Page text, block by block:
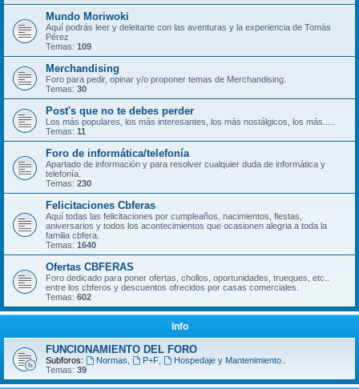
Mundo Moriwoki
Aquí podrás leer y deleitarte con las aventuras y la experiencia de Tomás
Pérez
Temas: 109
Merchandising
Foro para pedir, opinar y/o proponer temas de Merchandising.
Temas: 30
Post's que no te debes perder
Los más populares, los más interesantes, los más nostálgicos, los más.....
Temas: 11
Foro de informática/telefonía
Apartado de información y para resolver cualquier duda de informática y
telefonía.
Temas: 230
Felicitaciones Cbferas
Aquí todas las felicitaciones por cumpleaños, nacimientos, fiestas,
aniversarios y todos los acontecimientos que ocasionen alegria a toda la
familia cbfera.
Temas: 1640
Ofertas CBFERAS
Foro dedicado para poner ofertas, chollos, oportunidades, trueques, etc..
entre los cbferos y descuentos ofrecidos por casas comerciales.
Temas: 602
Info
FUNCIONAMIENTO DEL FORO
Subforos: Normas P+F,
Hospedaje y Mantenimiento..
Temas: 39